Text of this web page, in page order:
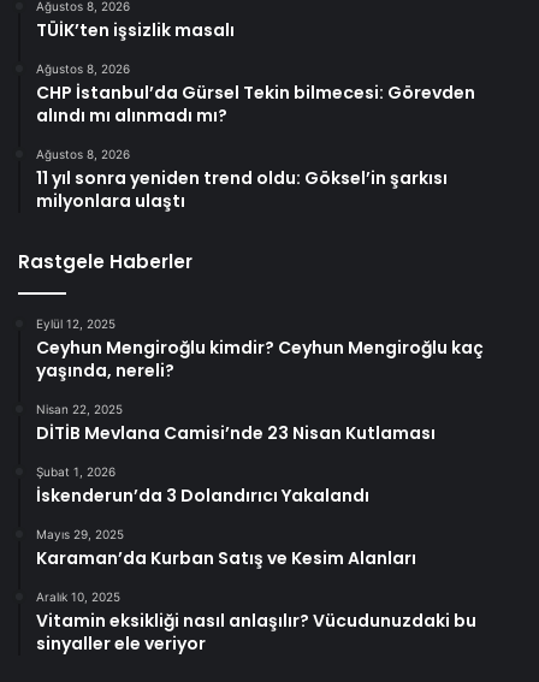
Ağustos 8, 2026
TÜİK’ten işsizlik masalı
Ağustos 8, 2026
CHP İstanbul’da Gürsel Tekin bilmecesi: Görevden
alındı mı alınmadı mı?
Ağustos 8, 2026
11 yıl sonra yeniden trend oldu: Göksel’in şarkısı
milyonlara ulaştı
Rastgele Haberler
Eylül 12, 2025
Ceyhun Mengiroğlu kimdir? Ceyhun Mengiroğlu kaç
yaşında, nereli?
Nisan 22, 2025
DİTİB Mevlana Camisi’nde 23 Nisan Kutlaması
Şubat 1, 2026
İskenderun’da 3 Dolandırıcı Yakalandı
Mayıs 29, 2025
Karaman’da Kurban Satış ve Kesim Alanları
Aralık 10, 2025
Vitamin eksikliği nasıl anlaşılır? Vücudunuzdaki bu
sinyaller ele veriyor